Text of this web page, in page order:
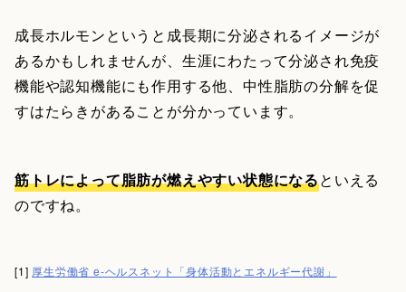
成長ホルモンというと成長期に分泌されるイメージが
あるかもしれませんが、生涯にわたって分泌され免疫
機能や認知機能にも作用する他、中性脂肪の分解を促
すはたらきがあることが分かっています。
筋トレによって脂肪が燃えやすい状態になるといえる
のですね。
[1] 厚生労働省 e-ヘルスネット「身体活動とエネルギー代謝」